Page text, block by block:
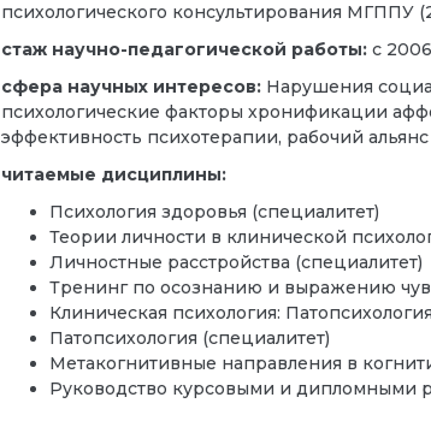
психологического консультирования МГППУ
стаж научно-педагогической работы: с
сфера научных интересов: Нарушения
психологические факторы хронификации
эффективность психотерапии, рабочий
читаемые дисциплины:
Психология здоровья (специалитет)
Теории личности в клинической
Личностные расстройства (специалитет)
Тренинг по осознанию и выражению
Клиническая психология:
Патопсихология (специалитет)
Метакогнитивные направления в
Руководство курсовыми и дипломными